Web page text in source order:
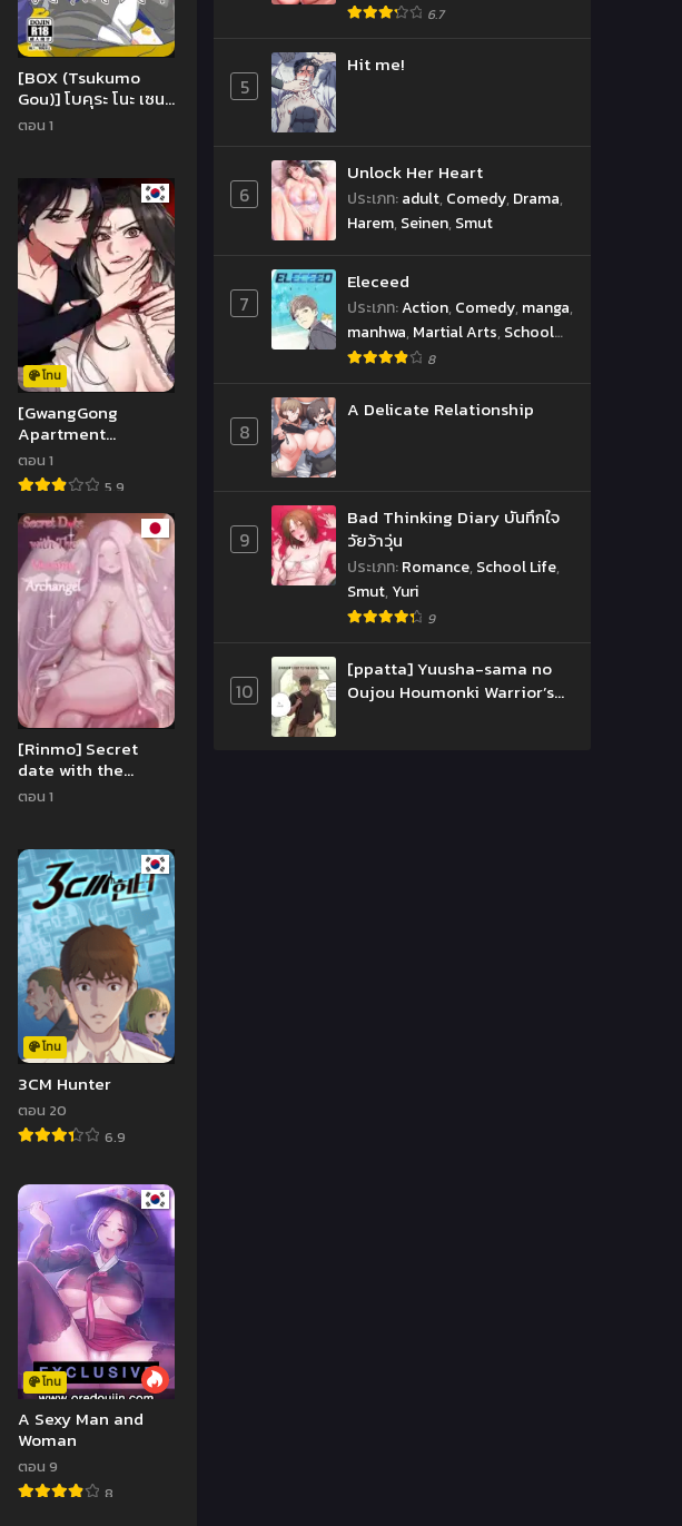
[BOX (Tsukumo
Gou)] โบคุระ โนะ เซน
เซ
ตอน 1
โทน
[GwangGong
Apartment
Complex] Weakness
ตอน 1
5.9
[Rinmo] Secret
date with the
mommy archangel
ตอน 1
โทน
3CM Hunter
ตอน 20
6.9
โทน
A Sexy Man and
Woman
ตอน 9
8
6.7
5
Hit me!
6
Unlock Her Heart
ประเภท:adult, Comedy, Drama,
Harem, Seinen, Smut
7
Eleceed
ประเภท:Action, Comedy, manga,
manhwa, Martial Arts, School
Life,Shounen
8
8
A Delicate Relationship
9
Bad Thinking Diary บันทึกใจ
วัยว้าวุ่น
ประเภท:Romance, School Life,
Smut, Yuri
9
10
[ppatta] Yuusha-sama no
Oujou Houmonki Warrior’s